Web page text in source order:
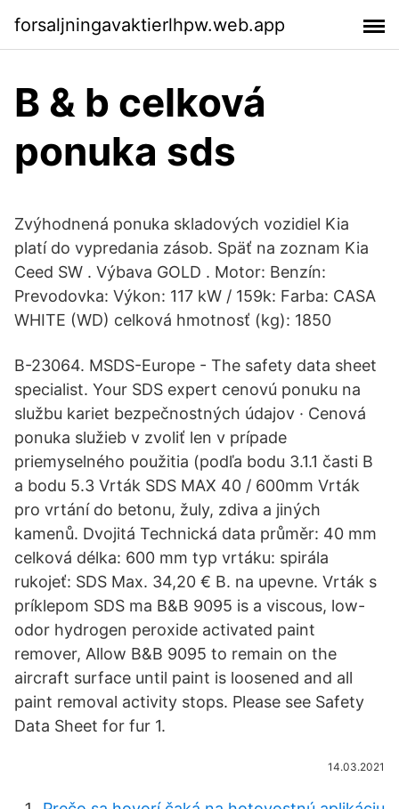
forsaljningavaktierlhpw.web.app
B & b celková
ponuka sds
Zvýhodnená ponuka skladových vozidiel Kia
platí do vypredania zásob. Späť na zoznam Kia
Ceed SW . Výbava GOLD . Motor: Benzín:
Prevodovka: Výkon: 117 kW / 159k: Farba: CASA
WHITE (WD) celková hmotnosť (kg): 1850
B-23064. MSDS-Europe - The safety data sheet
specialist. Your SDS expert cenovú ponuku na
službu kariet bezpečnostných údajov · Cenová
ponuka služieb v zvoliť len v prípade
priemyselného použitia (podľa bodu 3.1.1 časti B
a bodu 5.3 Vrták SDS MAX 40 / 600mm Vrták
pro vrtání do betonu, žuly, zdiva a jiných
kamenů. Dvojitá Technická data průměr: 40 mm
celková délka: 600 mm typ vrtáku: spirála
rukojeť: SDS Max. 34,20 € B. na upevne. Vrták s
príklepom SDS ma B&B 9095 is a viscous, low-
odor hydrogen peroxide activated paint
remover, Allow B&B 9095 to remain on the
aircraft surface until paint is loosened and all
paint removal activity stops. Please see Safety
Data Sheet for fur 1.
14.03.2021